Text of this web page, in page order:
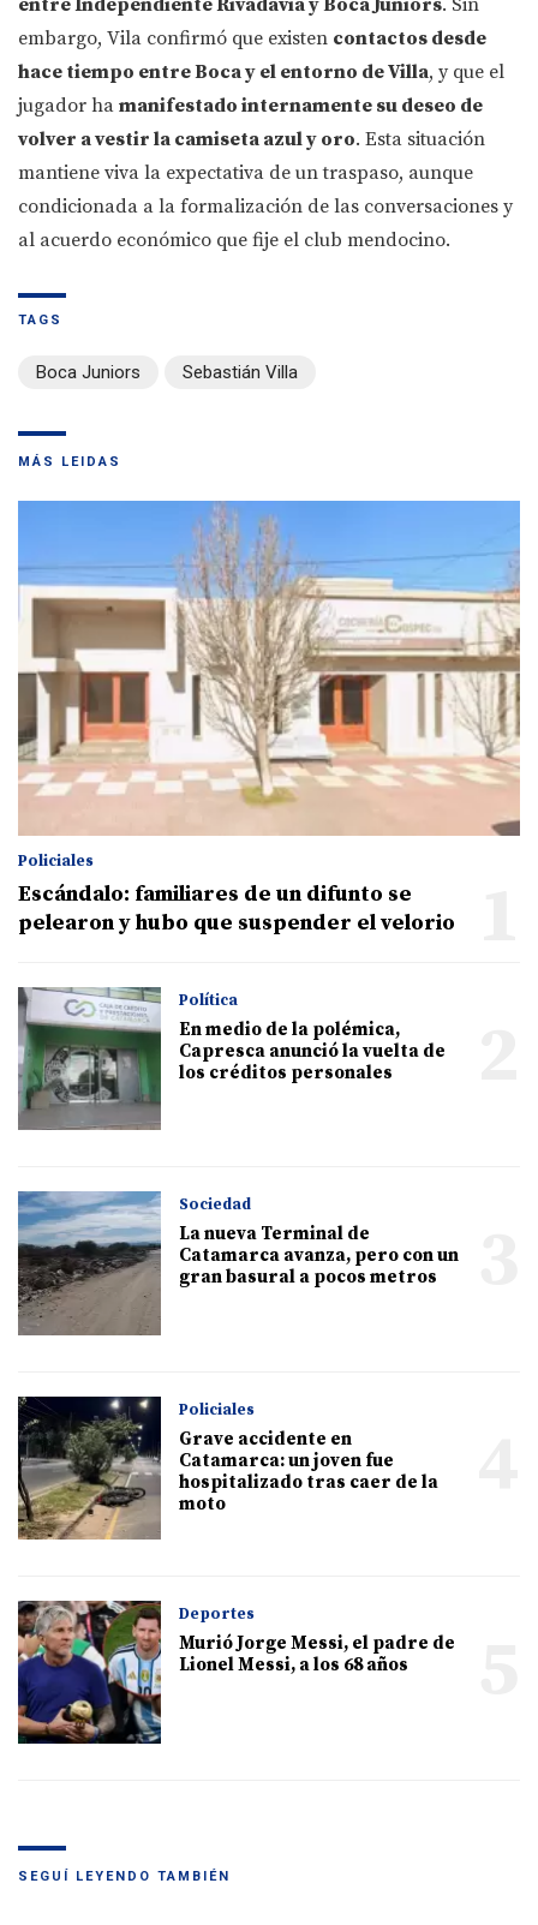
entre Independiente Rivadavia y Boca Juniors. Sin
embargo, Vila confirmó que existen contactos desde
hace tiempo entre Boca y el entorno de Villa, y que el
jugador ha manifestado internamente su deseo de
volver a vestir la camiseta azul y oro. Esta situación
mantiene viva la expectativa de un traspaso, aunque
condicionada a la formalización de las conversaciones y
al acuerdo económico que fije el club mendocino.
TAGS
Boca Juniors Sebastián Villa
MÁS LEIDAS
Policiales
Escándalo: familiares de un difunto se
pelearon y hubo que suspender el velorio
Política
En medio de la polémica,
Capresca anunció la vuelta de
los créditos personales
Sociedad
La nueva Terminal de
Catamarca avanza, pero con un
gran basural a pocos metros
Policiales
Grave accidente en
Catamarca: un joven fue
hospitalizado tras caer de la
moto
Deportes
Murió Jorge Messi, el padre de
Lionel Messi, a los 68 años
SEGUÍ LEYENDO TAMBIÉN